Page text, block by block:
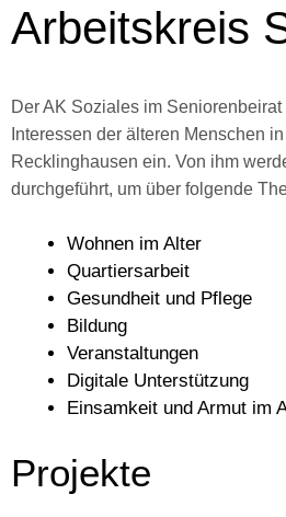
Arbeitskreis
Der AK Soziales im
Interessen der älteren Menschen
Recklinghausen ein. Von ihm
durchgeführt, um über folgende
Wohnen im Alter
Quartiersarbeit
Gesundheit und Pflege
Bildung
Veranstaltungen
Digitale Unterstützung
Einsamkeit und Armut im
Projekte